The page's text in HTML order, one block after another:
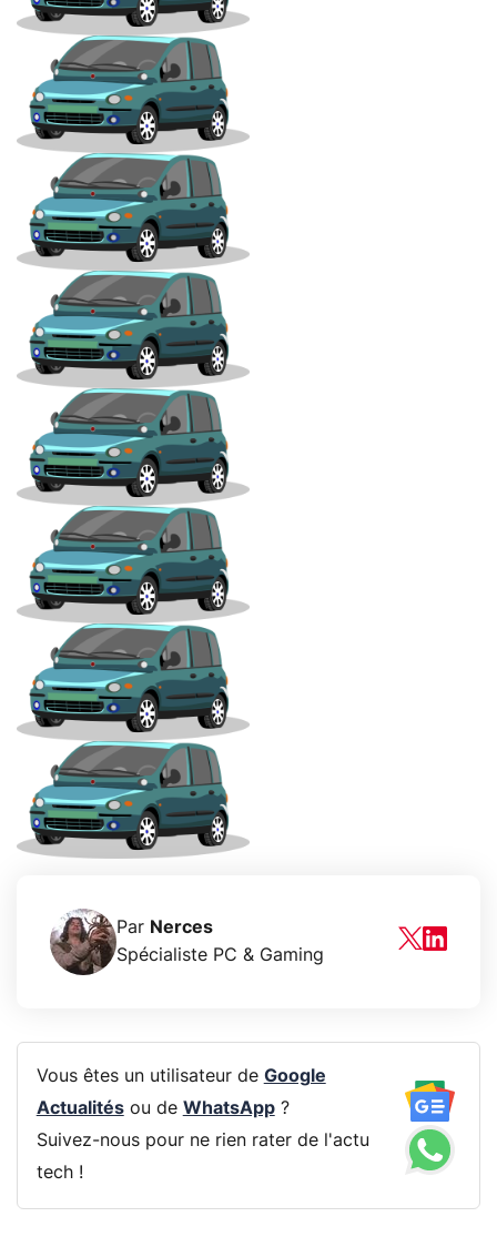
Par Nerces
Spécialiste PC & Gaming
Vous êtes un utilisateur de Google
Actualitésou de WhatsApp?
Suivez-nous pour ne rien rater de l'actu
tech !